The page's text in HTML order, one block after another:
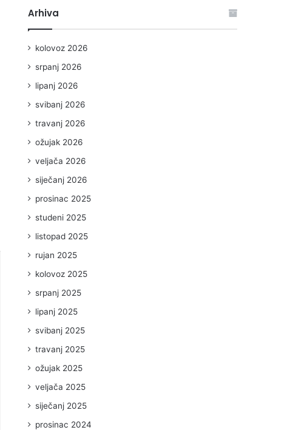
Arhiva
kolovoz 2026
srpanj 2026
lipanj 2026
svibanj 2026
travanj 2026
ožujak 2026
veljača 2026
siječanj 2026
prosinac 2025
studeni 2025
listopad 2025
rujan 2025
kolovoz 2025
srpanj 2025
lipanj 2025
svibanj 2025
travanj 2025
ožujak 2025
veljača 2025
siječanj 2025
prosinac 2024